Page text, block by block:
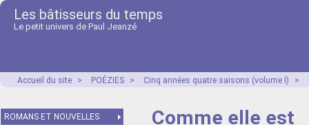
Les bâtisseurs du temps
Le petit univers de Paul Jeanzé
Accueil du site > POÉZIES > Cinq années quatre saisons (volume I) >
Comme elle est
ROMANS ET NOUVELLES